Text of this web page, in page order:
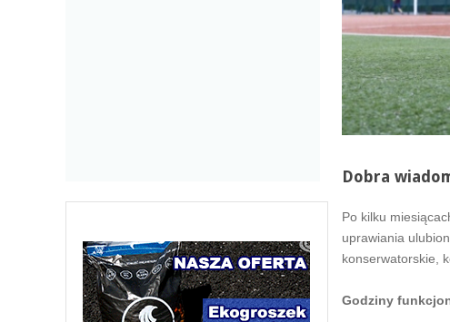
Dobra
Po kilku
uprawiania
konserwatorskie,
Godziny